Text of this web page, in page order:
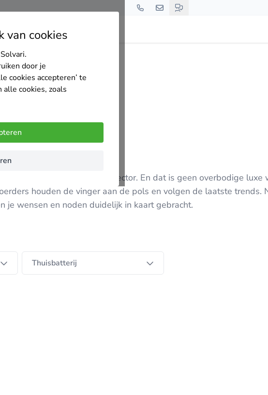
van cookies
door je
cookies accepteren’ te
alle cookies, zoals
vijftien jaar ervaring in de sector. En dat is geen overbodige luxe
houden de vinger aan de pols en volgen de laatste trends.
je wensen en noden duidelijk in kaart gebracht.
Thuisbatterij